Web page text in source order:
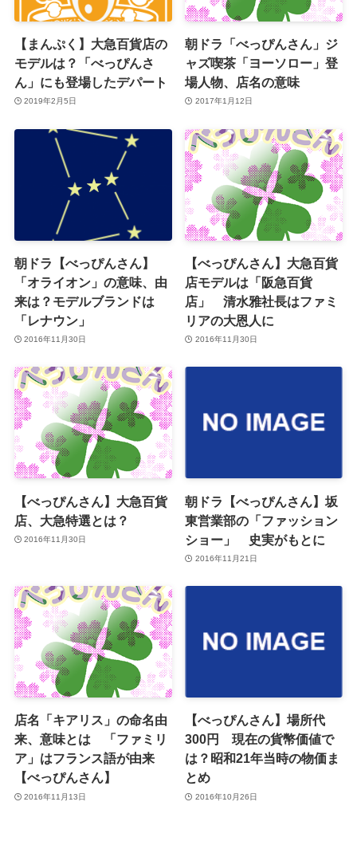
【まんぷく】大急百貨店の
モデルは？「べっぴんさ
ん」にも登場したデパート
2019年2月5日
朝ドラ「べっぴんさん」ジ
ャズ喫茶「ヨーソロー」登
場人物、店名の意味
2017年1月12日
朝ドラ【べっぴんさん】
「オライオン」の意味、由
来は？モデルブランドは
「レナウン」
2016年11月30日
【べっぴんさん】大急百貨
店モデルは「阪急百貨
店」 清水雅社長はファミ
リアの大恩人に
2016年11月30日
【べっぴんさん】大急百貨
店、大急特選とは？
2016年11月30日
朝ドラ【べっぴんさん】坂
東営業部の「ファッション
ショー」 史実がもとに
2016年11月21日
店名「キアリス」の命名由
来、意味とは 「ファミリ
ア」はフランス語が由来
【べっぴんさん】
2016年11月13日
【べっぴんさん】場所代
300円 現在の貨幣価値で
は？昭和21年当時の物価ま
とめ
2016年10月26日